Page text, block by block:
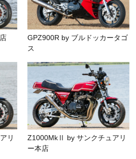
GPZ900R by ブルドッカータゴ
ス
リ
Z1000MkⅡ by サンクチュアリ
ー本店